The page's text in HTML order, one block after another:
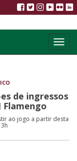
de ingressos
Flamengo
ao jogo a partir desta